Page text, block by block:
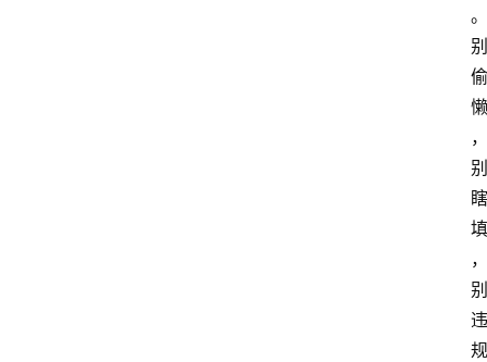
。
别
偷
懒
，
别
瞎
填
，
别
违
规